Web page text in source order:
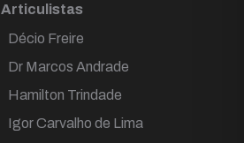
Articulistas
Décio Freire
Dr Marcos Andrade
Hamilton Trindade
Igor Carvalho de Lima